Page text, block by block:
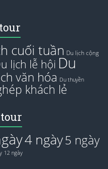
cuối tuần Du lịch cộng
lịch lễ hội Du
văn hóa Du thuyền
khách lẻ
4 ngày5 ngày
12 ngày